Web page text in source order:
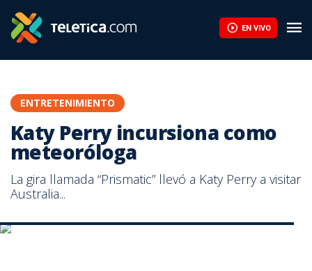
EN VIVO
ENTRETENIMIENTO
Katy Perry incursiona como
meteoróloga
La gira llamada “Prismatic” llevó a Katy Perry a visitar
Australia...